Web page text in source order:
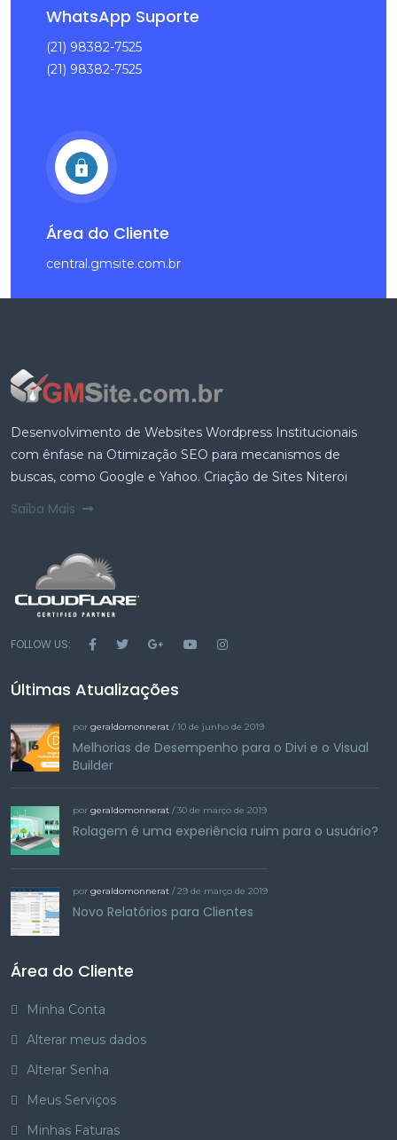
WhatsApp Suporte
(21) 98382-7525
(21) 98382-7525
Área do Cliente
central.gmsite.com.br
Desenvolvimento de Websites Wordpress Institucionais
com ênfase na Otimização SEO para mecanismos de
buscas, como Google e Yahoo. Criação de Sites Niteroi
Saiba Mais
FOLLOW US:
Últimas Atualizações
por geraldomonnerat / 10 de junho de 2019
Melhorias de Desempenho para o Divi e o Visual
Builder
por geraldomonnerat / 30 de março de 2019
Rolagem é uma experiência ruim para o usuário?
por geraldomonnerat / 29 de março de 2019
Novo Relatórios para Clientes
Área do Cliente
Minha Conta
Alterar meus dados
Alterar Senha
Meus Serviços
Minhas Faturas